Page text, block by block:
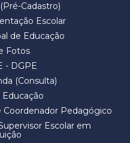
Cadastro)
Escolar
de Educação
Fotos
- DGPE
(Consulta)
Educação
Coordenador Pedagógico
Escolar em